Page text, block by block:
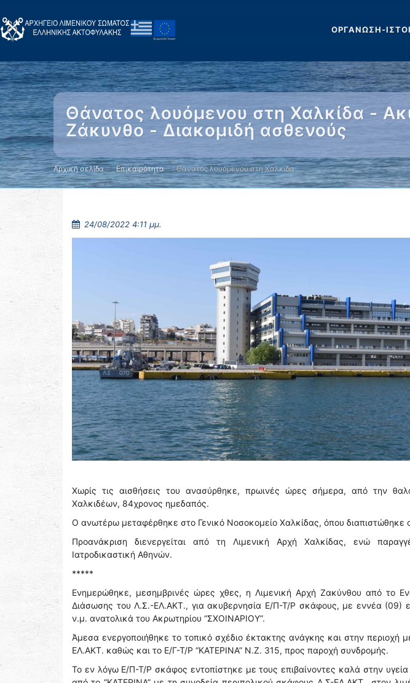
ΟΡΓΑΝΩΣΗ-
Θάνατος λουόμενου στη Χαλκίδα -
Ζάκυνθο - Διακομιδή ασθενούς
Αρχική σελίδα Επικαιρότητα Θάνατος λουόμενου στη Χαλκίδα …
24/08/2022 4:11 μμ.
Χωρίς τις αισθήσεις του ανασύρθηκε, πρωινές ώρες σήμερα, από την
Χαλκιδέων, 84χρονος ημεδαπός.
Ο ανωτέρω μεταφέρθηκε στο Γενικό Νοσοκομείο Χαλκίδας, όπου διαπιστώθηκε
Προανάκριση διενεργείται από τη Λιμενική Αρχή Χαλκίδας, ενώ
Ιατροδικαστική Αθηνών.
*****
Ενημερώθηκε, μεσημβρινές ώρες χθες, η Λιμενική Αρχή Ζακύνθου από το
Διάσωσης του Λ.Σ.-ΕΛ.ΑΚΤ., για ακυβερνησία Ε/Π-Τ/Ρ σκάφους, με εννέα (09)
ν.μ. ανατολικά του Ακρωτηρίου “ΣΧΟΙΝΑΡΙΟΥ”.
Άμεσα ενεργοποιήθηκε το τοπικό σχέδιο έκτακτης ανάγκης και στην περιοχή
ΕΛ.ΑΚΤ. καθώς και το Ε/Γ-Τ/Ρ “ΚΑΤΕΡΙΝΑ” Ν.Ζ. 315, προς παροχή συνδρομής.
Το εν λόγω Ε/Π-Τ/Ρ σκάφος εντοπίστηκε με τους επιβαίνοντες καλά στην